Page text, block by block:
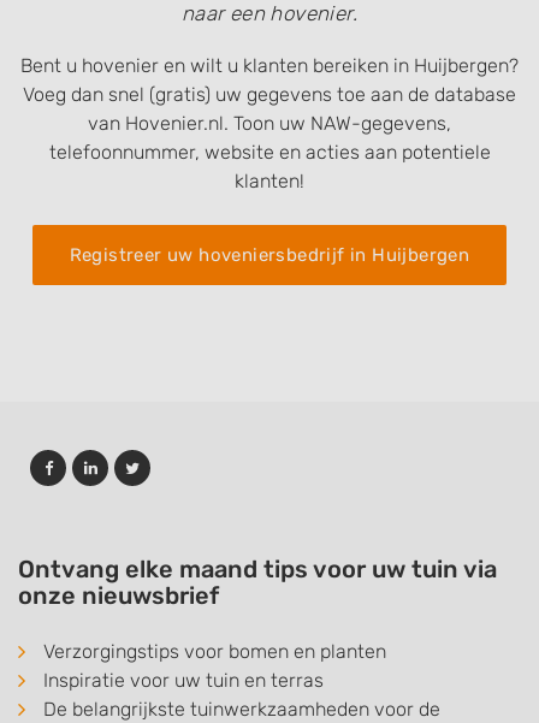
naar een hovenier.
Bent u hovenier en wilt u klanten bereiken in Huijbergen?
Voeg dan snel (gratis) uw gegevens toe aan de database
van Hovenier.nl. Toon uw NAW-gegevens,
telefoonnummer, website en acties aan potentiele
klanten!
Registreer uw hoveniersbedrijf in Huijbergen
Ontvang elke maand tips voor uw tuin via
onze nieuwsbrief
Verzorgingstips voor bomen en planten
Inspiratie voor uw tuin en terras
De belangrijkste tuinwerkzaamheden voor de